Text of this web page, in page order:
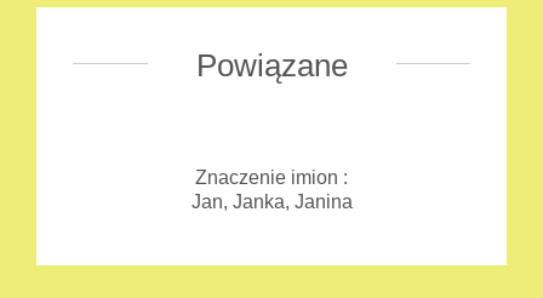
Powiązane
Znaczenie imion :
Jan, Janka, Janina